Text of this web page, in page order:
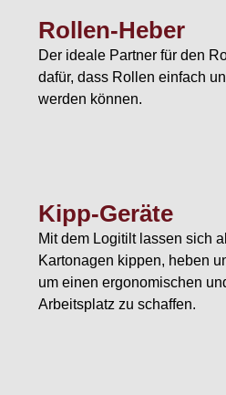
Rollen-Heber
Der ideale Partner für den
dafür, dass Rollen einfach
werden können.
Kipp-Geräte
Mit dem Logitilt lassen sich
Kartonagen kippen, heben
um einen ergonomischen
Arbeitsplatz zu schaffen.